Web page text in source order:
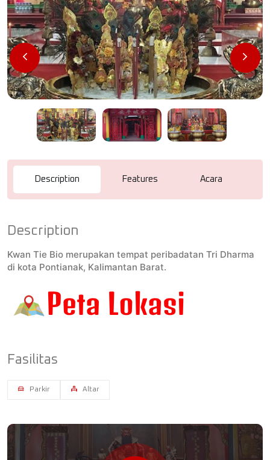
Description Features Acara
Description
Kwan Tie Bio merupakan tempat peribadatan Tri Dharma
di kota Pontianak, Kalimantan Barat.
Fasilitas
Parkir Altar